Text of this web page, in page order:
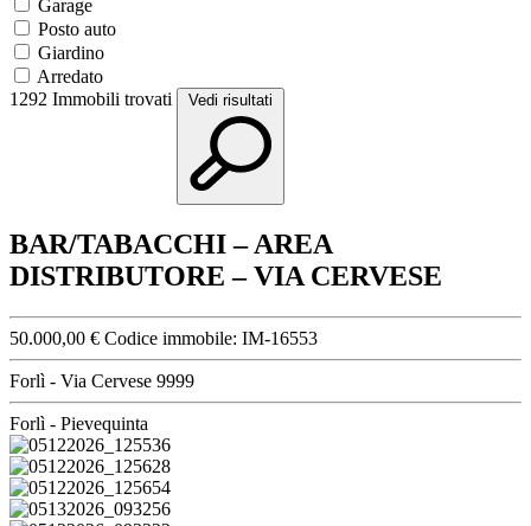
Garage
Posto auto
Giardino
Arredato
1292 Immobili trovati Vedi risultati
BAR/TABACCHI – AREA
DISTRIBUTORE – VIA CERVESE
50.000,00 € Codice immobile: IM-16553
Forlì - Via Cervese 9999
Forlì - Pievequinta